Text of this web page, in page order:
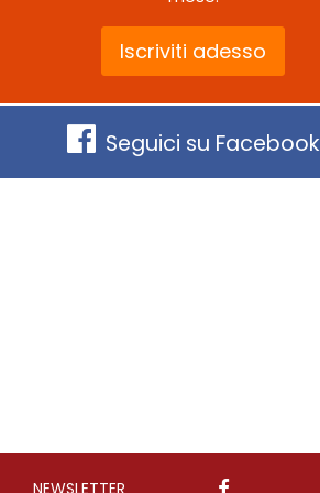
Iscriviti adesso
Seguici su Facebook